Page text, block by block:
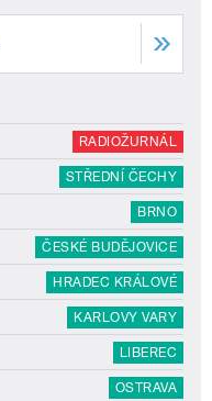
RADIOŽURNÁL
STŘEDNÍ ČECHY
BRNO
ČESKÉ BUDĚJOVICE
HRADEC KRÁLOVÉ
KARLOVY VARY
LIBEREC
OSTRAVA